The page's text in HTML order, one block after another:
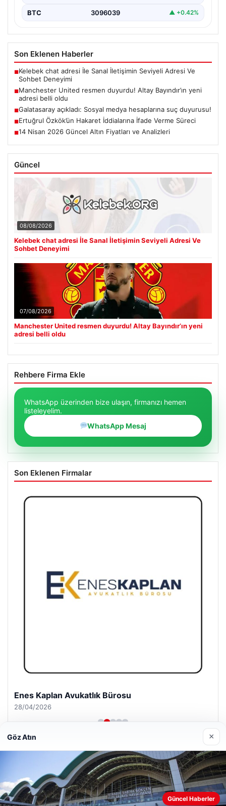
BTC 3096039 ▲ +0.42%
Son Eklenen Haberler
■Kelebek chat adresi İle Sanal İletişimin Seviyeli Adresi Ve
Sohbet Deneyimi
■Manchester United resmen duyurdu! Altay Bayındır’ın yeni
adresi belli oldu
■Galatasaray açıkladı: Sosyal medya hesaplarına suç duyurusu!
■Ertuğrul Özkök’ün Hakaret İddialarına İfade Verme Süreci
■14 Nisan 2026 Güncel Altın Fiyatları ve Analizleri
Güncel
08/08/2026
Kelebek chat adresi İle Sanal İletişimin Seviyeli Adresi Ve
Sohbet Deneyimi
07/08/2026
Manchester United resmen duyurdu! Altay Bayındır’ın yeni
adresi belli oldu
Rehbere Firma Ekle
WhatsApp üzerinden bize ulaşın, firmanızı hemen
listeleyelim.
WhatsApp Mesaj
Son Eklenen Firmalar
Enes Kaplan Avukatlık Bürosu
28/04/2026
© 2026 Antalya – Güncel Haberler
Web sitemizi nasıl kullandığınızı daha iyi anlayabilmek,
Göz Atın ×
Güncel Haberler